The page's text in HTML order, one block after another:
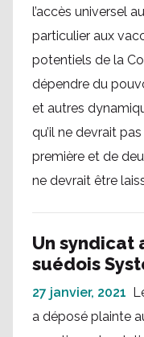
l’accès universel
particulier aux
potentiels de la
dépendre du
et autres
qu’il ne devrait
première et de
ne devrait être
Un syndicat
suédois
27 janvier, 2021
a déposé plainte